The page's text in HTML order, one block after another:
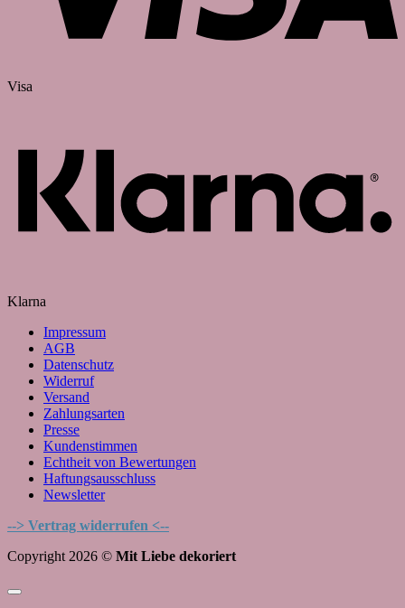
Visa
Klarna
Impressum
AGB
Datenschutz
Widerruf
Versand
Zahlungsarten
Presse
Kundenstimmen
Echtheit von Bewertungen
Haftungsausschluss
Newsletter
--> Vertrag widerrufen <--
Copyright 2026 © Mit Liebe dekoriert